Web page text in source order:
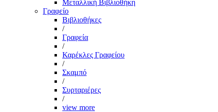
Μεταλλική Βιβλιοθήκη
Γραφείο
Βιβλιοθήκες
/
Γραφεία
/
Καρέκλες Γραφείου
/
Σκαμπό
/
Συρταριέρες
/
view more